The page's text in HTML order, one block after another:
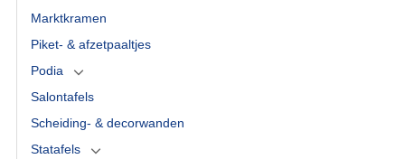
Marktkramen
Piket- & afzetpaaltjes
Podia
Salontafels
Scheiding- & decorwanden
Statafels